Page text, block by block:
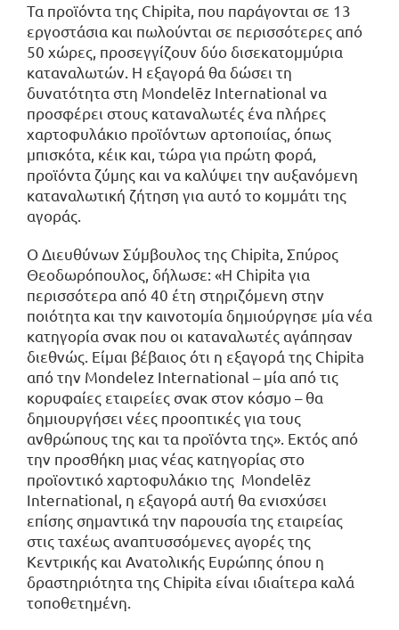
Τα προϊόντα της Chipita, που παράγονται σε 13
εργοστάσια και πωλούνται σε περισσότερες από
50 χώρες, προσεγγίζουν δύο δισεκατομμύρια
καταναλωτών. Η εξαγορά θα δώσει τη
δυνατότητα στη Mondelēz International να
προσφέρει στους καταναλωτές ένα πλήρες
χαρτοφυλάκιο προϊόντων αρτοποιίας, όπως
μπισκότα, κέικ και, τώρα για πρώτη φορά,
προϊόντα ζύμης και να καλύψει την αυξανόμενη
καταναλωτική ζήτηση για αυτό το κομμάτι της
αγοράς.
Ο Διευθύνων Σύμβουλος της Chipita, Σπύρος
Θεοδωρόπουλος, δήλωσε: «Η Chipita για
περισσότερα από 40 έτη στηριζόμενη στην
ποιότητα και την καινοτομία δημιούργησε μία νέα
κατηγορία σνακ που οι καταναλωτές αγάπησαν
διεθνώς. Είμαι βέβαιος ότι η εξαγορά της Chipita
από την Mondelez International – μία από τις
κορυφαίες εταιρείες σνακ στον κόσμο – θα
δημιουργήσει νέες προοπτικές για τους
ανθρώπους της και τα προϊόντα της». Εκτός από
την προσθήκη μιας νέας κατηγορίας στο
προϊοντικό χαρτοφυλάκιο της Mondelēz
International, η εξαγορά αυτή θα ενισχύσει
επίσης σημαντικά την παρουσία της εταιρείας
στις ταχέως αναπτυσσόμενες αγορές της
Κεντρικής και Ανατολικής Ευρώπης όπου η
δραστηριότητα της Chipita είναι ιδιαίτερα καλά
τοποθετημένη.